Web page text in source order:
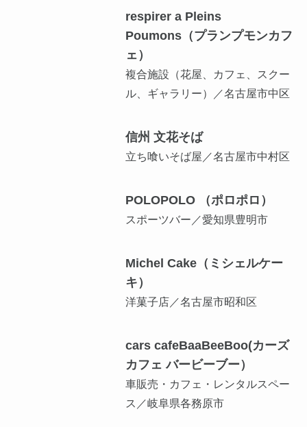
respirer a Pleins
Poumons（プランプモンカフ
ェ）
複合施設（花屋、カフェ、スクー
ル、ギャラリー）／名古屋市中区
信州 文花そば
立ち喰いそば屋／名古屋市中村区
POLOPOLO （ポロポロ）
スポーツバー／愛知県豊明市
Michel Cake（ミシェルケー
キ）
洋菓子店／名古屋市昭和区
cars cafeBaaBeeBoo(カーズ
カフェ バービーブー）
車販売・カフェ・レンタルスペー
ス／岐阜県各務原市